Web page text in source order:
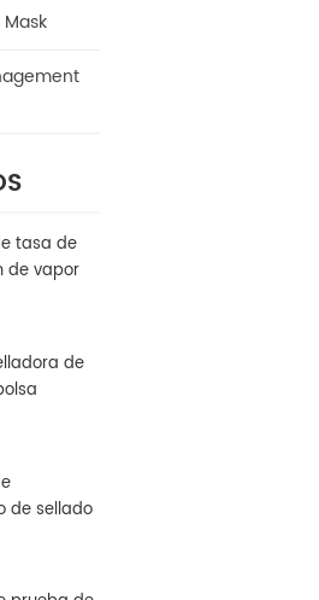
tasa de
de vapor
2.0
de
X
de sellado